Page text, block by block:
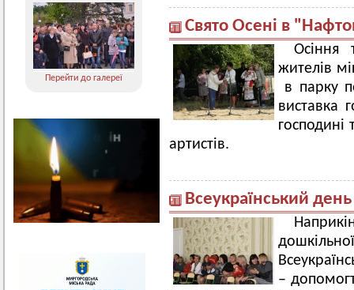
Перейти до галереї
Свято Осені в
Осіння
жителів
в парку
виставка
господині
артистів.
Всеукраїнський
–